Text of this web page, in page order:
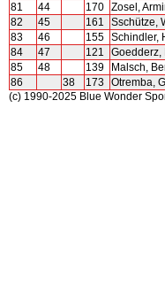
81
44 170 Zosel,
82
45 161 Sschütze,
83
46 155 Schindler,
84
47 121 Goedderz,
85
48 139 Malsch,
86
38 173 Otremba,
(c) 1990-2025 Blue Wonder